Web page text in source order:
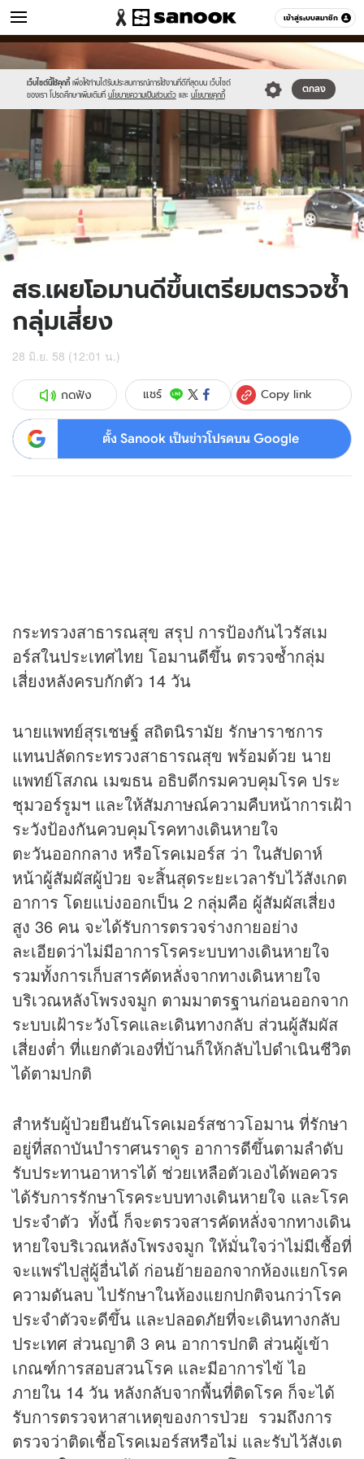
เข้าสู่ระบบสมาชิก
ข่าว หมวดอื่นๆ
เว็บไซต์นี้ใช้คุกกี้ เพื่อให้ท่านได้รับประสบการณ์การใช้งานที่ดีที่สุดบน เว็บไซต์
ของเรา โปรดศึกษาเพิ่มเติมที่ นโยบายความเป็นส่วนตัว และ นโยบายคุกกี้
ตกลง
Sanook
//s.isanook.com/sr/0/images/logo-
new-
sanook.png
//s.isanook.com/ns/0/ud/364/1820054/627971-
01.jpg
สธ.เผยโอมานดีขึ้นเตรียมตรวจซ้ำ
กลุ่มเสี่ยง
28 มิ.ย. 58 (12:01 น.)
กดฟัง แชร์ Copy link
ตั้ง Sanook เป็นข่าวโปรดบน Google
กระทรวงสาธารณสุข สรุป การป้องกันไวรัสเม
อร์สในประเทศไทย โอมานดีขึ้น ตรวจซ้ำกลุ่ม
เสี่ยงหลังครบกักตัว 14 วัน
นายแพทย์สุรเชษฐ์ สถิตนิรามัย รักษาราชการ
แทนปลัดกระทรวงสาธารณสุข พร้อมด้วย นาย
แพทย์โสภณ เมฆธน อธิบดีกรมควบคุมโรค ประ
ชุมวอร์รูมฯ และให้สัมภาษณ์ความคืบหน้าการเฝ้า
ระวังป้องกันควบคุมโรคทางเดินหายใจ
ตะวันออกกลาง หรือโรคเมอร์ส ว่า ในสัปดาห์
หน้าผู้สัมผัสผู้ป่วย จะสิ้นสุดระยะเวลารับไว้สังเกต
อาการ โดยแบ่งออกเป็น 2 กลุ่มคือ ผู้สัมผัสเสี่ยง
สูง 36 คน จะได้รับการตรวจร่างกายอย่าง
ละเอียดว่าไม่มีอาการโรคระบบทางเดินหายใจ
รวมทั้งการเก็บสารคัดหลั่งจากทางเดินหายใจ
บริเวณหลังโพรงจมูก ตามมาตรฐานก่อนออกจาก
ระบบเฝ้าระวังโรคและเดินทางกลับ ส่วนผู้สัมผัส
เสี่ยงต่ำ ที่แยกตัวเองที่บ้านก็ให้กลับไปดำเนินชีวิต
ได้ตามปกติ
สำหรับผู้ป่วยยืนยันโรคเมอร์สชาวโอมาน ที่รักษา
อยู่ที่สถาบันบำราศนราดูร อาการดีขึ้นตามลำดับ
รับประทานอาหารได้ ช่วยเหลือตัวเองได้พอควร
ได้รับการรักษาโรคระบบทางเดินหายใจ และโรค
ประจำตัว ทั้งนี้ ก็จะตรวจสารคัดหลั่งจากทางเดิน
หายใจบริเวณหลังโพรงจมูก ให้มั่นใจว่าไม่มีเชื้อที่
จะแพร่ไปสู่ผู้อื่นได้ ก่อนย้ายออกจากห้องแยกโรค
ความดันลบ ไปรักษาในห้องแยกปกติจนกว่าโรค
ประจำตัวจะดีขึ้น และปลอดภัยที่จะเดินทางกลับ
ประเทศ ส่วนญาติ 3 คน อาการปกติ ส่วนผู้เข้า
เกณฑ์การสอบสวนโรค และมีอาการไข้ ไอ
ภายใน 14 วัน หลังกลับจากพื้นที่ติดโรค ก็จะได้
รับการตรวจหาสาเหตุของการป่วย รวมถึงการ
ตรวจว่าติดเชื้อโรคเมอร์สหรือไม่ และรับไว้สังเต